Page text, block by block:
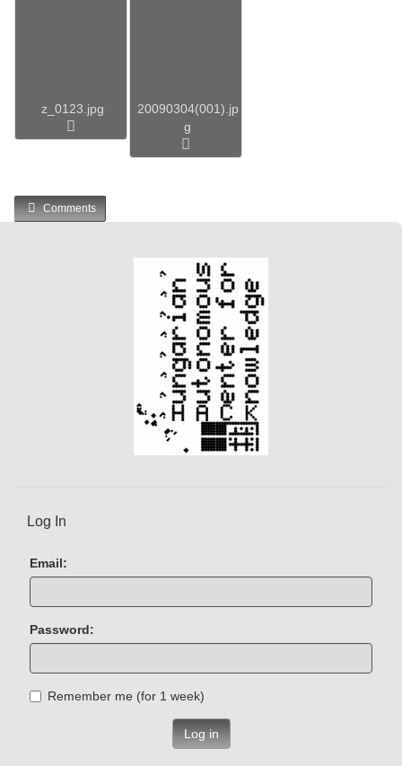
z_0123.jpg
20090304(001).jp
g
Comments
Log In
Email:
Password:
Remember me (for 1 week)
Log in